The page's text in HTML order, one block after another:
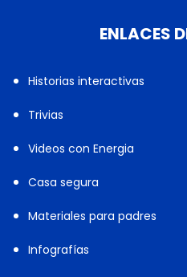
ENLACES
Historias interactivas
Trivias
Videos con Energia
Casa segura
Materiales para padres
Infografías